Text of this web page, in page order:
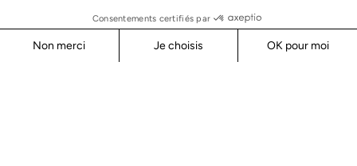
Consentements certifiés par
Non merci Je choisis
OK pour moi